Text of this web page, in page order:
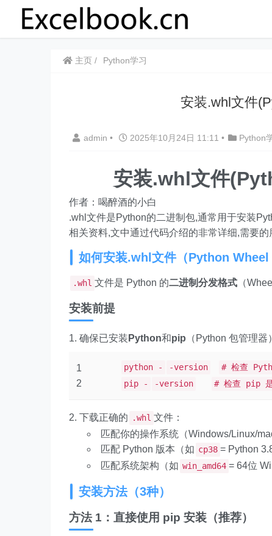
主页 Python学习
安装.whl文件
admin • 2025年10月24日 11:11 • Python
安装.whl文件
作者：喝醉酒的小白
.whl文件是Python的二进制包,通常用于安装
相关资料,文中通过代码介绍的非常详细,需要的
如何安装.whl文件（Python Wheel
.whl 文件是 Python 的二进制分发格式 （
安装前提
确保已安装 Python和pip （Python 包管理器）
1
2
python - -version
# 检查
pip -
-version # 检查 pip 是
下载正确的 .whl 文件：
匹配你的操作系统（Windows/Linux/
匹配 Python 版本（如 cp38 = Python 3.8
匹配系统架构（如 win_amd64 = 64位
安装方法（3种）
方法 1：直接使用 pip 安装（推荐）